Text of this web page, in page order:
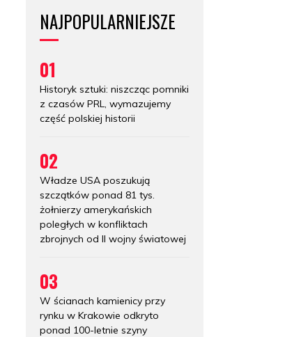
NAJPOPULARNIEJSZE
01
Historyk sztuki: niszcząc pomniki
z czasów PRL, wymazujemy
część polskiej historii
02
Władze USA poszukują
szczątków ponad 81 tys.
żołnierzy amerykańskich
poległych w konfliktach
zbrojnych od II wojny światowej
03
W ścianach kamienicy przy
rynku w Krakowie odkryto
ponad 100-letnie szyny